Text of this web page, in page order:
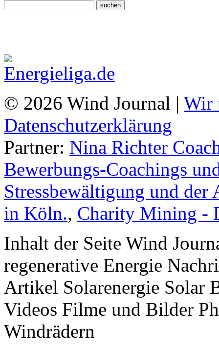
© 2026 Wind Journal | Wir
Datenschutzerklärung
Partner: Nina Richter
Bewerbungs-Coachings
Stressbewältigung und
in Köln., Charity Mining -
Inhalt der Seite Wind
regenerative Energie
Artikel Solarenergie Solar
Videos Filme und Bilder
Windrädern